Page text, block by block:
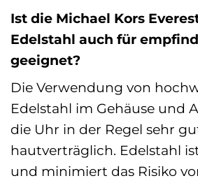
Ist die Michael Kors
Edelstahl auch für
geeignet?
Die Verwendung von
Edelstahl im Gehäuse und
die Uhr in der Regel sehr
hautverträglich. Edelstahl
und minimiert das Risiko